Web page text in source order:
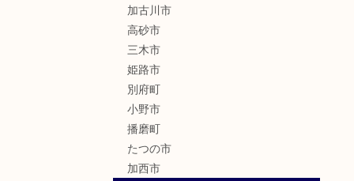
加古川市
高砂市
三木市
姫路市
別府町
小野市
播磨町
たつの市
加西市